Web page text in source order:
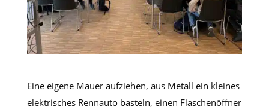
Eine eigene Mauer aufziehen, aus Metall ein kleines
elektrisches Rennauto basteln, einen Flaschenöffner